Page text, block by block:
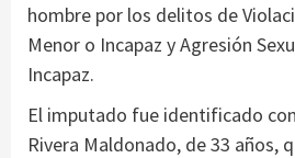
hombre por los delitos de
Menor o Incapaz y Agresión
Incapaz.
El imputado fue identificado
Rivera Maldonado, de 33 años,